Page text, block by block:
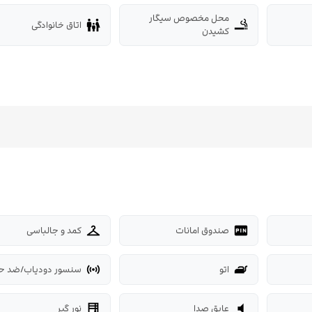
smoking_rooms محل مخصوص سیگار
کشیدن
family_restroom اتاق خانوادگی
fiber_pin صندوق امانات checkroom کمد و جالباسی
iron اتو sensors سنسور دودیاب/ضد
volume_mute عایق صدا blinds نور گیر